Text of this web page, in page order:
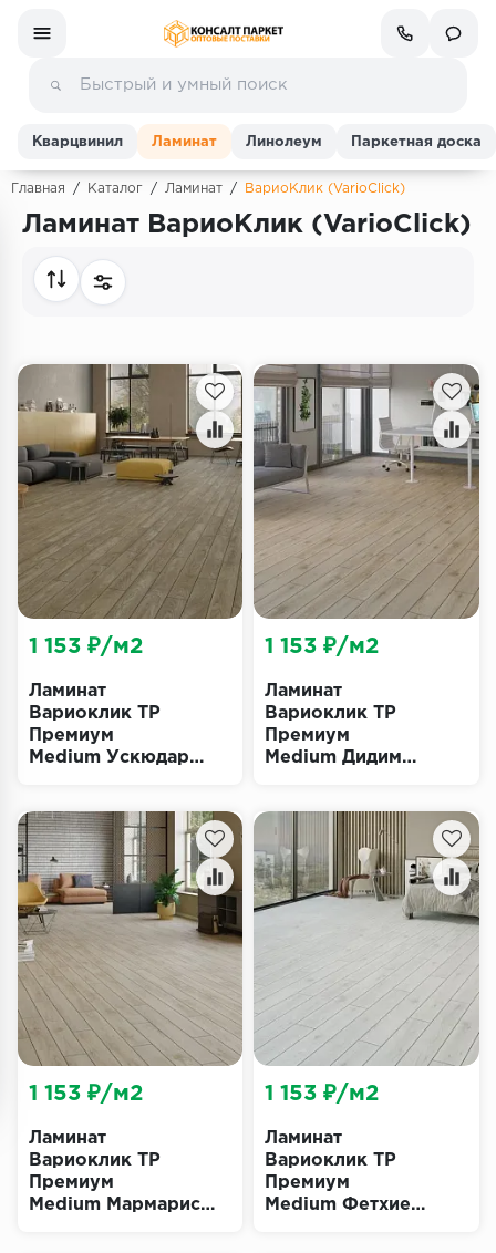
Линолеум
Инженерная доска
Паркетная доска
Террасная доска
Пробковое покрытие
Ковровая плитка
Подложка
Строительные материалы
Кварцвинил Ламинат Линолеум Паркетная доска
Главная / Каталог / Ламинат / ВариоКлик (VarioClick)
Ламинат ВариоКлик (VarioClick)
Ламинат
Вариоклик ТР
Премиум
Medium Ускюдар
1 153 ₽/м2
Ламинат
Вариоклик ТР
Премиум
Medium Дидим
1 153 ₽/м2
Ламинат
Вариоклик ТР
Премиум
Medium Мармарис
1 153 ₽/м2
Ламинат
Вариоклик ТР
Премиум
Medium Фетхие
1 153 ₽/м2